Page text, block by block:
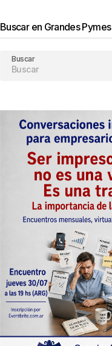
Buscar en Grandes Pymes
Buscar